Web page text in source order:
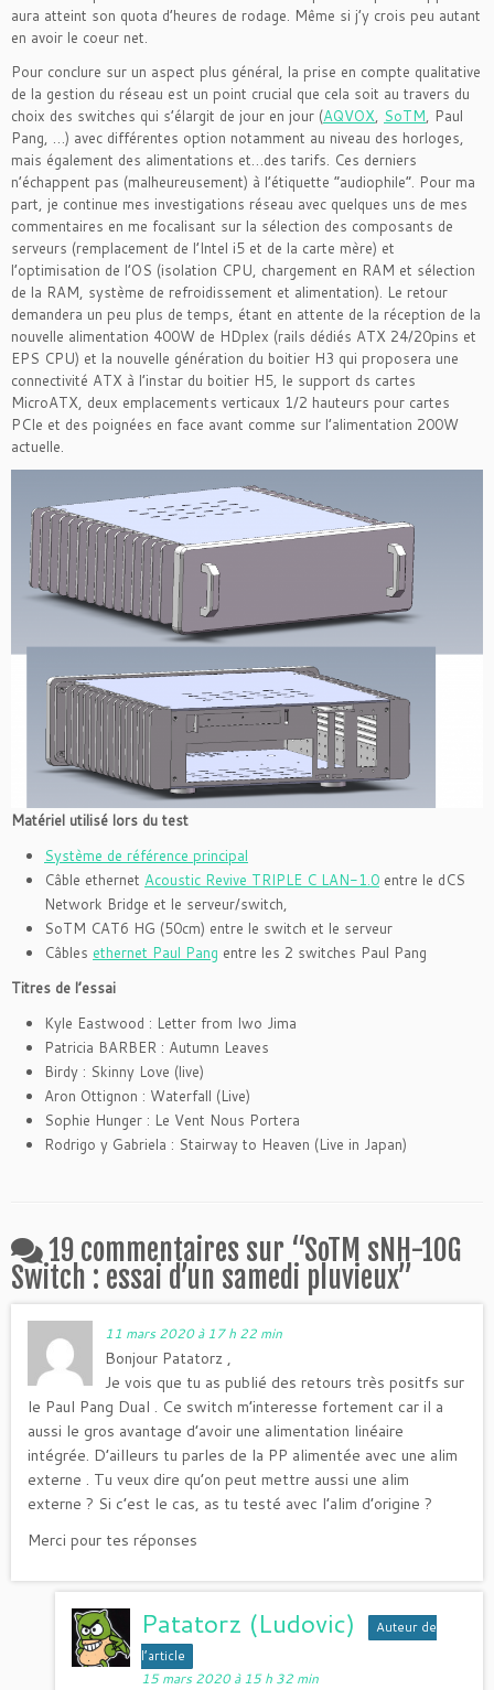
aura atteint son quota d’heures de rodage. Même si j’y crois peu autant
en avoir le coeur net.
Pour conclure sur un aspect plus général, la prise en compte qualitative
de la gestion du réseau est un point crucial que cela soit au travers du
choix des switches qui s’élargit de jour en jour (AQVOX, SoTM, Paul
Pang, …) avec différentes option notamment au niveau des horloges,
mais également des alimentations et…des tarifs. Ces derniers
n’échappent pas (malheureusement) à l’étiquette “audiophile”. Pour ma
part, je continue mes investigations réseau avec quelques uns de mes
commentaires en me focalisant sur la sélection des composants de
serveurs (remplacement de l’Intel i5 et de la carte mère) et
l’optimisation de l’OS (isolation CPU, chargement en RAM et sélection
de la RAM, système de refroidissement et alimentation). Le retour
demandera un peu plus de temps, étant en attente de la réception de la
nouvelle alimentation 400W de HDplex (rails dédiés ATX 24/20pins et
EPS CPU) et la nouvelle génération du boitier H3 qui proposera une
connectivité ATX à l’instar du boitier H5, le support ds cartes
MicroATX, deux emplacements verticaux 1/2 hauteurs pour cartes
PCIe et des poignées en face avant comme sur l’alimentation 200W
actuelle.
Matériel utilisé lors du test
Système de référence principal
Câble ethernet Acoustic Revive TRIPLE C LAN-1.0 entre le dCS
Network Bridge et le serveur/switch,
SoTM CAT6 HG (50cm) entre le switch et le serveur
Câbles ethernet Paul Pang entre les 2 switches Paul Pang
Titres de l’essai
Kyle Eastwood : Letter from Iwo Jima
Patricia BARBER : Autumn Leaves
Birdy : Skinny Love (live)
Aron Ottignon : Waterfall (Live)
Sophie Hunger : Le Vent Nous Portera
Rodrigo y Gabriela : Stairway to Heaven (Live in Japan)
19 commentaires sur “SoTM sNH-10G
Switch : essai d’un samedi pluvieux”
11 mars 2020 à 17 h 22 min
Bonjour Patatorz ,
Je vois que tu as publié des retours très positfs sur
le Paul Pang Dual . Ce switch m’interesse fortement car il a
aussi le gros avantage d’avoir une alimentation linéaire
intégrée. D’ailleurs tu parles de la PP alimentée avec une alim
externe . Tu veux dire qu’on peut mettre aussi une alim
externe ? Si c’est le cas, as tu testé avec l’alim d’origine ?
Merci pour tes réponses
Patatorz (Ludovic)
Auteur de
l’article
15 mars 2020 à 15 h 32 min